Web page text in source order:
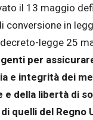
il 13 maggio
conversione in
legge 25
per
e integrità dei
e della libertà di
quelli del Regno